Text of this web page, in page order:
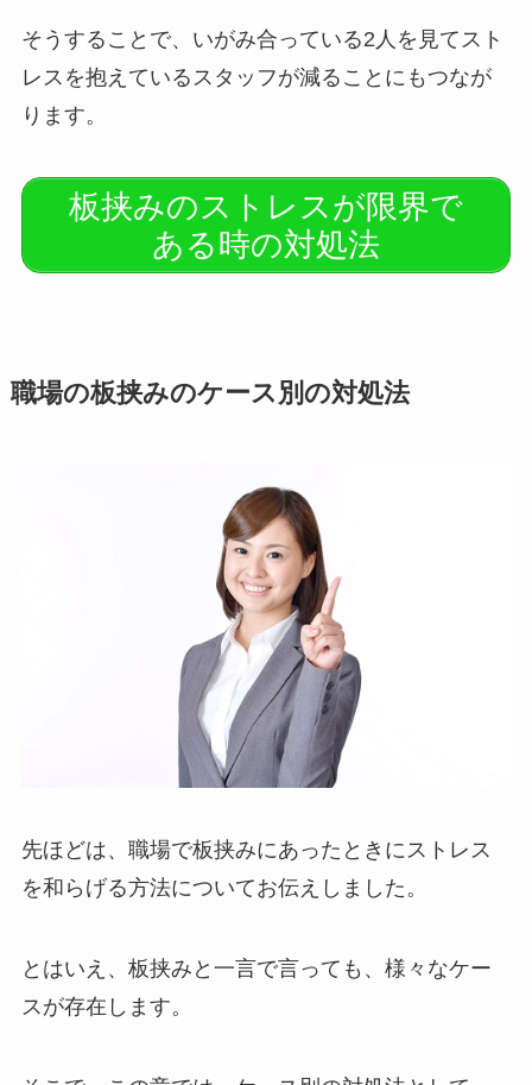
そうすることで、いがみ合っている2人を見てスト
レスを抱えているスタッフが減ることにもつなが
ります。
板挟みのストレスが限界で
ある時の対処法
職場の板挟みのケース別の対処法
先ほどは、職場で板挟みにあったときにストレス
を和らげる方法についてお伝えしました。
とはいえ、板挟みと一言で言っても、様々なケー
スが存在します。